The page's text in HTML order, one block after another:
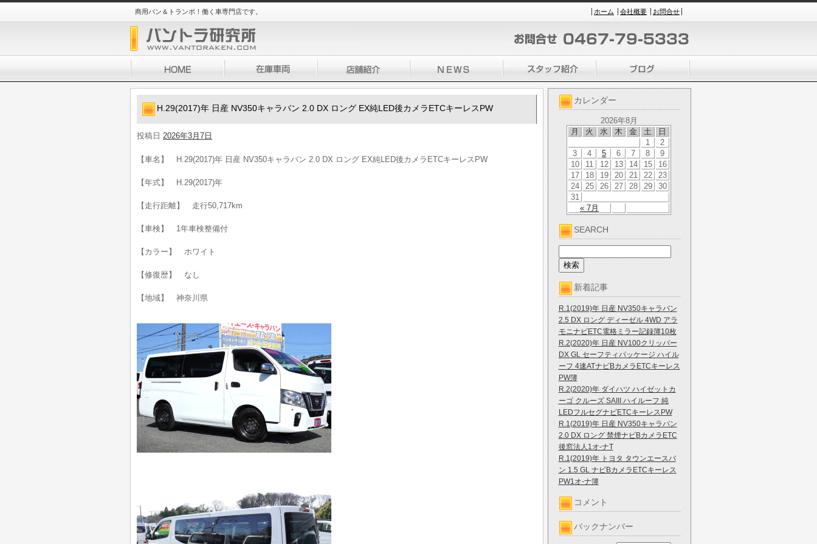
商用バン＆トランポ！働く車専門店です。 ホーム 会社概要 お問合せ
カレンダー
2026年8月
月
火 水 木 金 土 日
« 7月
1
2
3
4 5 6 7 8
9
10
11 12 13 14 15
16
17
18 19 20 21 22
23
24
25 26 27 28 29
30
31
SEARCH
新着記事
R.1(2019)年 日産 NV350キャラバン
2.5 DX ロング ディーゼル 4WD アラ
モニナビETC電格ミラー記録簿10枚
R.2(2020)年 日産 NV100クリッパー
DX GL セーフティパッケージ ハイル
ーフ 4速ATナビBカメラETCキーレス
PW簿
R.2(2020)年 ダイハツ ハイゼットカ
ーゴ クルーズ SAIII ハイルーフ 純
LEDフルセグナビETCキーレスPW
R.1(2019)年 日産 NV350キャラバン
2.0 DX ロング 禁煙ナビBカメラETC
後窓法人1オ-ナT
R.1(2019)年 トヨタ タウンエースバ
ン 1.5 GL ナビBカメラETCキーレス
PW1オ-ナ簿
コメント
バックナンバー
H.29(2017)年 日産 NV350キャラバン 2.0 DX ロング EX純LED後カメラETCキーレスPW
投稿日 2026年3月7日
【車名】 H.29(2017)年 日産 NV350キャラバン 2.0 DX ロング EX純LED後カメラETCキーレスPW
【年式】 H.29(2017)年
【走行距離】 走行50,717km
【車検】 1年車検整備付
【カラー】 ホワイト
【修復歴】 なし
【地域】 神奈川県